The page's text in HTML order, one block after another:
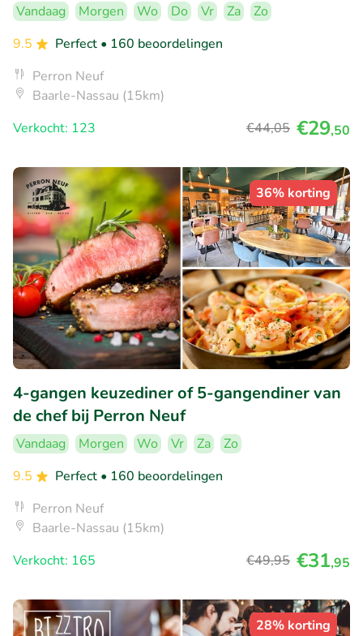
Vandaag Morgen Wo Do Vr Za
Zo
9.5
Perfect • 160 beoordelingen
Perron Neuf
Baarle-Nassau (15km)
Verkocht: 123
€44,05 €29,50
36% korting
4-gangen keuzediner of 5-gangendiner van
de chef bij Perron Neuf
Vandaag Morgen Wo Vr Za
Zo
9.5
Perfect • 160 beoordelingen
Perron Neuf
Baarle-Nassau (15km)
Verkocht: 165
€49,95 €31,95
28% korting